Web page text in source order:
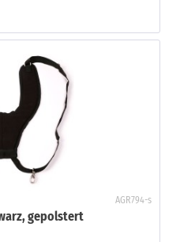
AGR794-s
gepolstert